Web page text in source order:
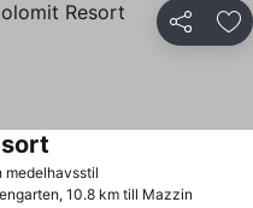
Dela
medelhavsstil
10.8 km till Mazzin